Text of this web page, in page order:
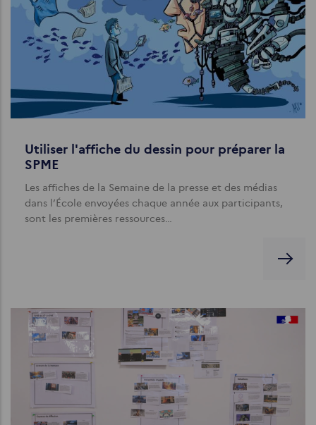
Utiliser l'affiche du dessin pour préparer la
SPME
Les affiches de la Semaine de la presse et des médias
dans l’École envoyées chaque année aux participants,
sont les premières ressources…